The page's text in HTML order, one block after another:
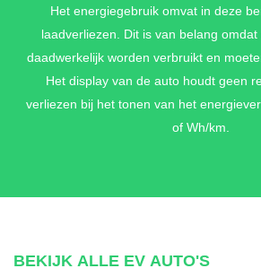
rondom het voertuig + Buitenspiegels
met Puma logo projectie (standaard op
Mitigation System + Adaptieve
Verkeersbordenherkenning + Blind Spot
(dodehoekherkenning) + BlueCruise
Speed Assist + Lane Centering Assist
Warning & Aid + Remhulp bij
Het energiegebruik omvat in deze
laadverliezen. Dit is van belang
daadwerkelijk worden verbruikt en
Het display van de auto houdt geen
verliezen bij het tonen van het
of Wh/km.
BEKIJK ALLE EV AUTO'S